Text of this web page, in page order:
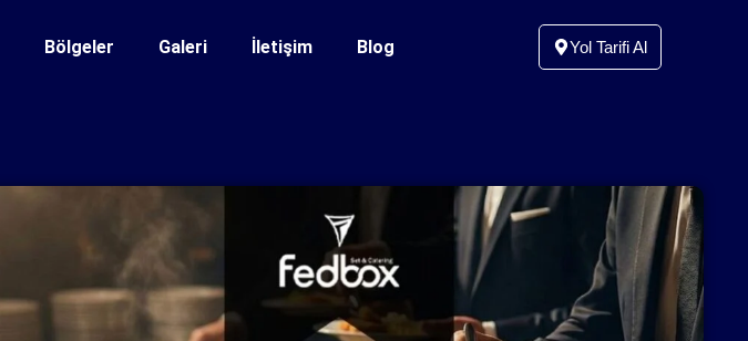
Bölgeler Galeri İletişim Blog Yol Tarifi Al